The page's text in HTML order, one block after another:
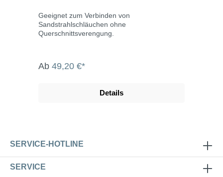
Geeignet zum Verbinden von
Sandstrahlschläuchen ohne
Querschnittsverengung.
Ab 49,20 €*
Details
SERVICE-HOTLINE
SERVICE